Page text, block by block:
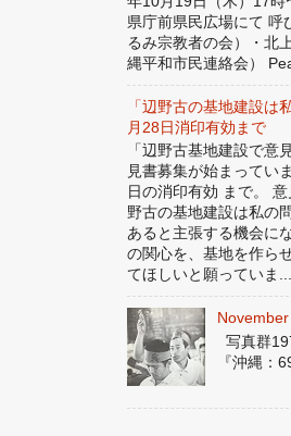
県庁前県民広場にて 呼
るみ宗教者の会）・北
縄平和市民連絡会）
「辺野古の基地建設は
月28日消印有効まで
「辺野古基地建設で意
見書募集が始まってい
日の消印有効 まで。
野古の基地建設は私の
あると主張する機会に
の関心を、基地を作ら
てほしいと願っていま...
写真群
『沖縄：